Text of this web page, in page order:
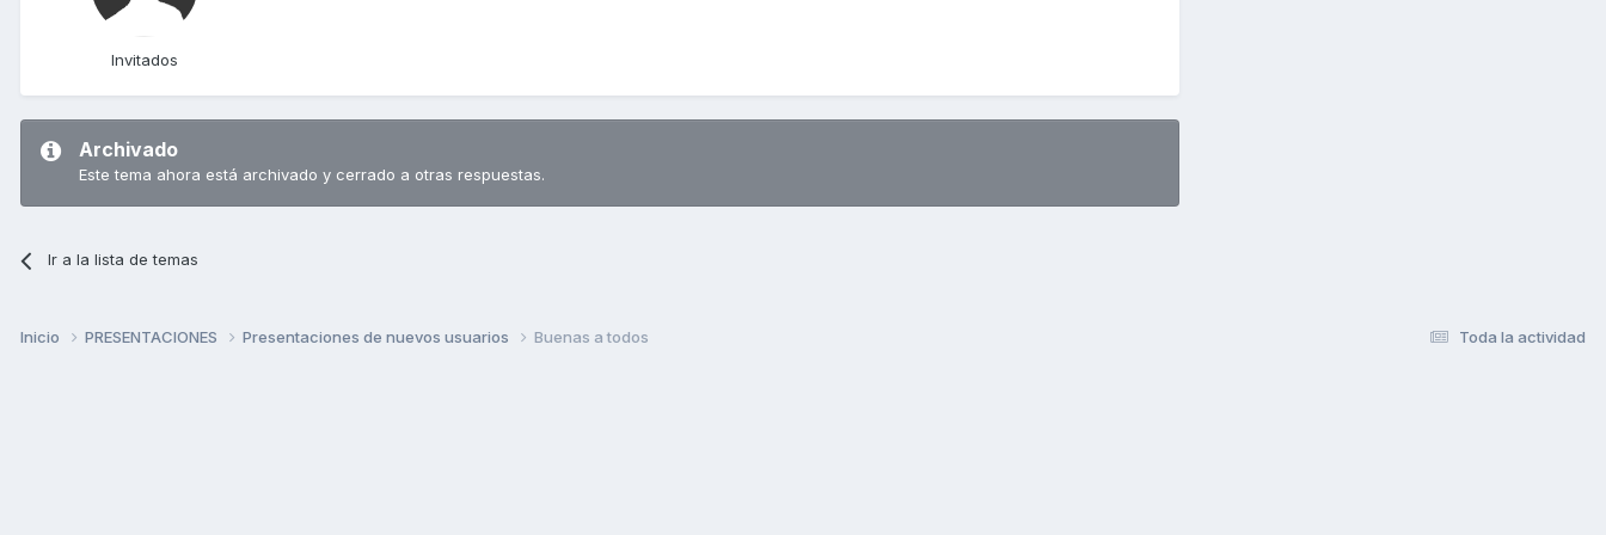
Invitados
Archivado
Este tema ahora está archivado y cerrado a otras respuestas.
Ir a la lista de temas
Toda la actividad
Inicio PRESENTACIONES Presentaciones de nuevos usuarios Buenas a todos